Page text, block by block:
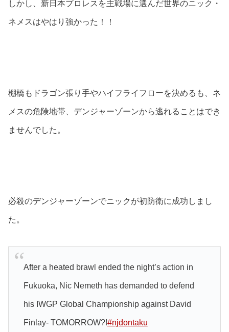
しかし、新日本プロレスを主戦場に選んだ世界のニック・
ネメスはやはり強かった！！
棚橋もドラゴン張り手やハイフライフローを決めるも、ネ
メスの危険地帯、デンジャーゾーンから逃れることはでき
ませんでした。
必殺のデンジャーゾーンでニックが初防衛に成功しまし
た。
After a heated brawl ended the night’s action in
Fukuoka, Nic Nemeth has demanded to defend
his IWGP Global Championship against David
Finlay- TOMORROW?!#njdontaku